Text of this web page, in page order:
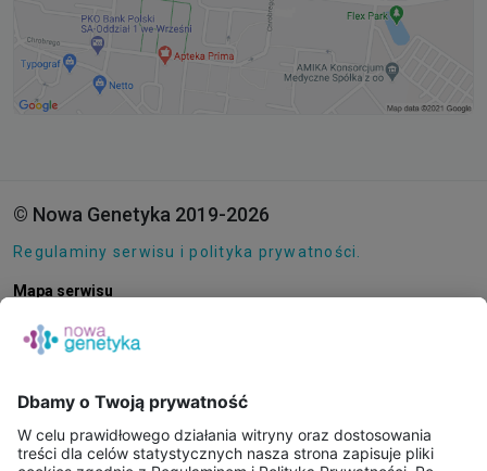
© Nowa Genetyka 2019-2026
Regulaminy serwisu i polityka prywatności.
Mapa serwisu
E-SKLEP
PUNKTY POBRAŃ
KONSULTACJE ONLINE